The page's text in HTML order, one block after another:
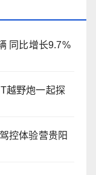
同比增长9.7%
越野炮一起探
控体验营贵阳